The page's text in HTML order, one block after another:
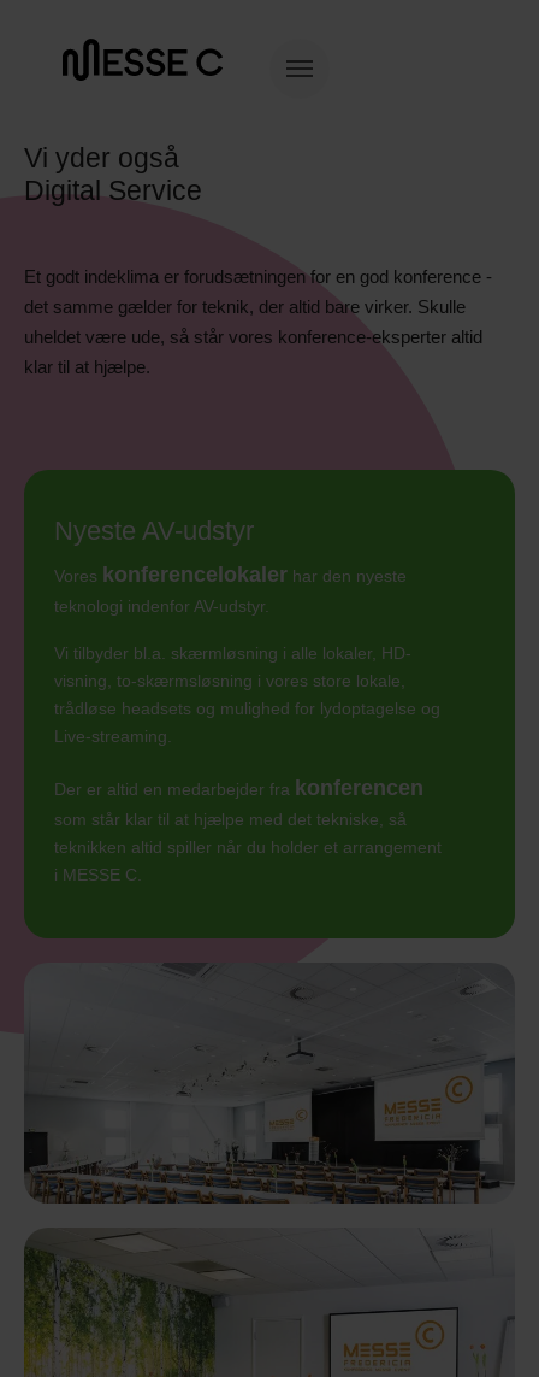
Vi yder også
Digital Service
Et godt indeklima er forudsætningen for en god konference -
det samme gælder for teknik, der altid bare virker. Skulle
uheldet være ude, så står vores konference-eksperter altid
klar til at hjælpe.
Nyeste AV-udstyr
Vores konferencelokaler har den nyeste
teknologi indenfor AV-udstyr.
Vi tilbyder bl.a. skærmløsning i alle lokaler, HD-
visning, to-skærmsløsning i vores store lokale,
trådløse headsets og mulighed for lydoptagelse og
Live-streaming.
Der er altid en medarbejder fra konferencen
som står klar til at hjælpe med det tekniske, så
teknikken altid spiller når du holder et arrangement
i MESSE C.